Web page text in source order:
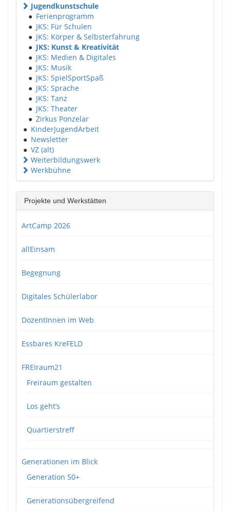
Jugendkunstschule
● Ferienprogramm
● JKS: Für Schulen
● JKS: Körper & Selbsterfahrung
● JKS: Kunst & Kreativität
● JKS: Medien & Digitales
● JKS: Musik
● JKS: SpielSportSpaß
● JKS: Sprache
● JKS: Tanz
● JKS: Theater
● Zirkus Ponzelar
● KinderJugendArbeit
● Newsletter
● VZ (alt)
Weiterbildungswerk
Werkbühne
Projekte und Werkstätten
ArtCamp 2026
allEinsam
Begegnung
Digitales Schülerlabor
DozentInnen im Web
Essbares KreFELD
FREIraum21
Freiraum gestalten
Los geht’s
Quartierstreff
Generationen im Blick
Generation 50+
Generationsübergreifend